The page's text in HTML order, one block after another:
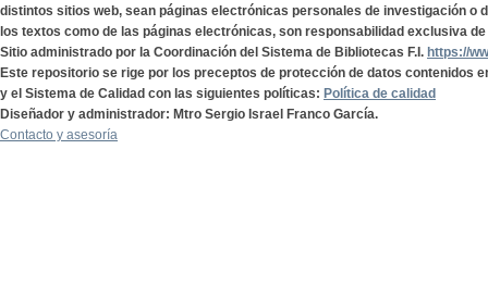
distintos sitios web, sean páginas electrónicas personales de investigación o
los textos como de las páginas electrónicas, son responsabilidad exclusiva
Sitio administrado por la Coordinación del Sistema de Bibliotecas F.I. https://
Este repositorio se rige por los preceptos de protección de datos contenidos
y el Sistema de Calidad con las siguientes políticas: Política de calidad
Diseñador y administrador: Mtro Sergio Israel Franco García.
Contacto y asesoría